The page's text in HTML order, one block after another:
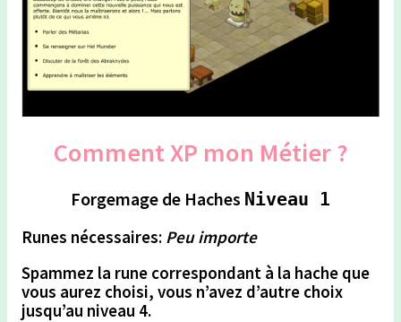
Comment XP mon Métier ?
Forgemage de Haches Niveau 1
Runes nécessaires: Peu importe
Spammez la rune correspondant à la hache que
vous aurez choisi, vous n’avez d’autre choix
jusqu’au niveau 4.